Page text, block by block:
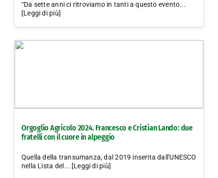
“Da sette anni ci ritroviamo in tanti a questo evento...
[Leggi di più]
Orgoglio Agricolo 2024. Francesco e Cristian Lando: due
fratelli con il cuore in alpeggio
Quella della transumanza, dal 2019 inserita dall'UNESCO
nella Lista del... [Leggi di più]